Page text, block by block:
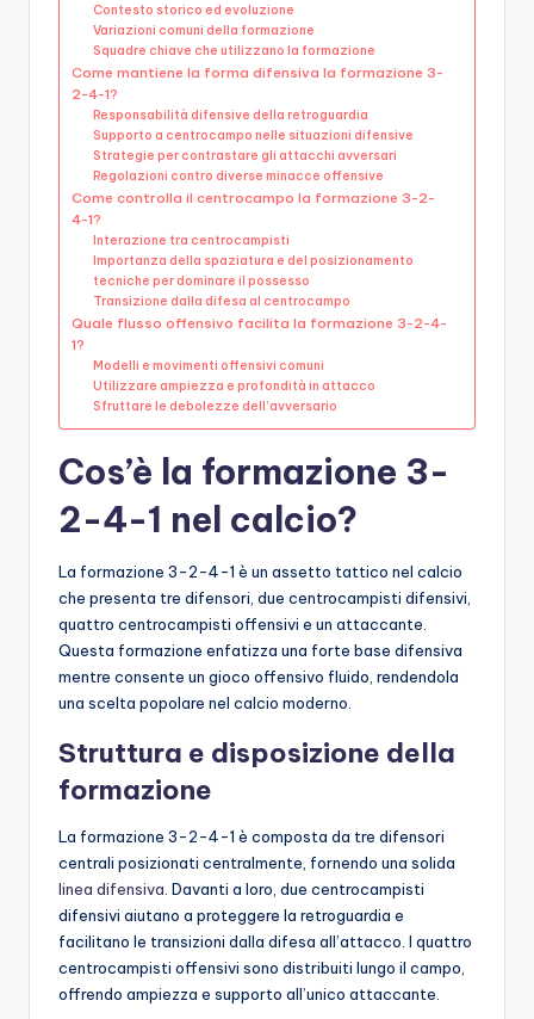
Contesto storico ed evoluzione
Variazioni comuni della formazione
Squadre chiave che utilizzano la formazione
Come mantiene la forma difensiva la formazione 3-
2-4-1?
Responsabilità difensive della retroguardia
Supporto a centrocampo nelle situazioni difensive
Strategie per contrastare gli attacchi avversari
Regolazioni contro diverse minacce offensive
Come controlla il centrocampo la formazione 3-2-
4-1?
Interazione tra centrocampisti
Importanza della spaziatura e del posizionamento
tecniche per dominare il possesso
Transizione dalla difesa al centrocampo
Quale flusso offensivo facilita la formazione 3-2-4-
1?
Modelli e movimenti offensivi comuni
Utilizzare ampiezza e profondità in attacco
Sfruttare le debolezze dell’avversario
Cos’è la formazione 3-
2-4-1 nel calcio?
La formazione 3-2-4-1 è un assetto tattico nel calcio
che presenta tre difensori, due centrocampisti difensivi,
quattro centrocampisti offensivi e un attaccante.
Questa formazione enfatizza una forte base difensiva
mentre consente un gioco offensivo fluido, rendendola
una scelta popolare nel calcio moderno.
Struttura e disposizione della
formazione
La formazione 3-2-4-1 è composta da tre difensori
centrali posizionati centralmente, fornendo una solida
linea difensiva . Davanti a loro, due centrocampisti
difensivi aiutano a proteggere la retroguardia e
facilitano le transizioni dalla difesa all’attacco. I quattro
centrocampisti offensivi sono distribuiti lungo il campo,
offrendo ampiezza e supporto all’unico attaccante.